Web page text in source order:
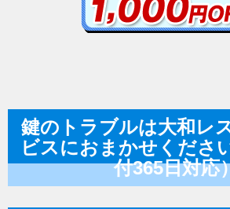
鍵のトラブルは大和レ
ビスにおまかせくださ
付365日対応